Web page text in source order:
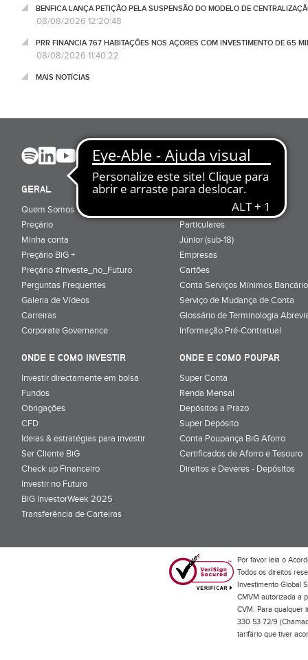
BENFICA LANÇA PETIÇÃO PELA SUSPENSÃO DO MODELO DE
08/08/2026 12:20:48
PRR FINANCIA 767 HABITAÇÕES NOS AÇORES COM INVESTIMENTO DE 65
08/08/2026 11:40:22
MAIS NOTÍCIAS
GERAL
Quem Somos
Preçário
Minha conta
Preçário BiG +
Preçário #Investe_no_Futuro
Perguntas Frequentes
Galeria de Vídeos
Carreiras
Corporate Governance
ABRIR CONTA
Porquê ser cliente
Particulares
Júnior (sub-18)
Empresas
Cartões
Conta Serviços Mínimos
Serviço de Mudança de Conta
Glossário de Terminologia
Informação Pré-Contratual
ONDE E COMO INVESTIR
Investir directamente em bolsa
Fundos
Obrigações
CFD
Ideias & estratégias para investir
Ser Cliente BiG
Check up Financeiro
Investir no Futuro
BiG InvestorWeek 2025;
Transferência de Carteiras;
ONDE E COMO POUPAR
Super Conta
Renda Mensal
Depósitos a Prazo
Super Depósito
Conta Poupança BiG Aforro
Certificados de Aforro e Tesouro
Direitos e Deveres - Depósitos
Por favor leia o
Todos os direitos
Investimento Global
CMVM autorizada a
CVM. Para qualquer
330 53 72/9
tarifário que tiver